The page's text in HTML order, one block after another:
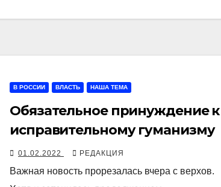
В РОССИИ ВЛАСТЬ НАША ТЕМА
Обязательное принуждение к
исправительному гуманизму
01.02.2022 РЕДАКЦИЯ
Важная новость прорезалась вчера с верхов.